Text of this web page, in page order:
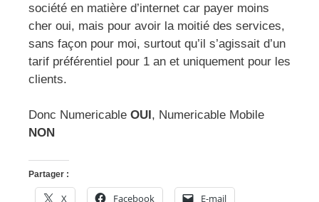
société en matière d’internet car payer moins
cher oui, mais pour avoir la moitié des services,
sans façon pour moi, surtout qu’il s’agissait d’un
tarif préférentiel pour 1 an et uniquement pour les
clients.
Donc Numericable OUI , Numericable Mobile
NON
Partager :
X Facebook E-mail